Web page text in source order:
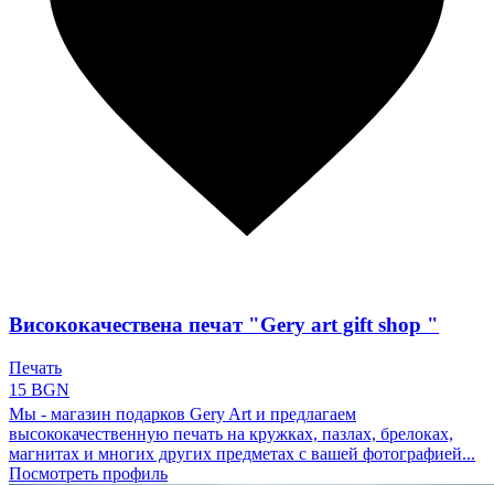
Висококачествена печат "Gery art gift shop "
Печать
15 BGN
Мы - магазин подарков Gery Art и предлагаем
высококачественную печать на кружках, пазлах, брелоках,
магнитах и многих других предметах с вашей фотографией...
Посмотреть профиль